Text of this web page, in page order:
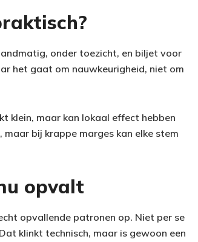
onder toezicht, en biljet voor
het gaat om nauwkeurigheid, niet om
klein, maar kan lokaal effect hebben
bij krappe marges kan elke stem
opvalt
opvallende patronen op. Niet per se
klinkt technisch, maar is gewoon een